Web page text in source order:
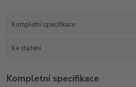
Kompletní specifikace
Ke stažení
Kompletní specifikace